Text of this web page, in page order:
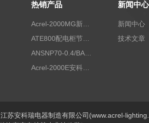
热销产品
Acrel-2000MG新能源消纳安科瑞微电网能量管理系统
ATE800配电柜节点无线测温/表带捆绑/无源感应取电
ANSNP70-0.4/BANSNP中线安防保护器 治理三相不平衡
Acrel-2000E安科瑞Acrel配电室综合监控系统
新闻中心
新闻中心
技术文章
苏安科瑞电器制造有限公司(www.acrel-